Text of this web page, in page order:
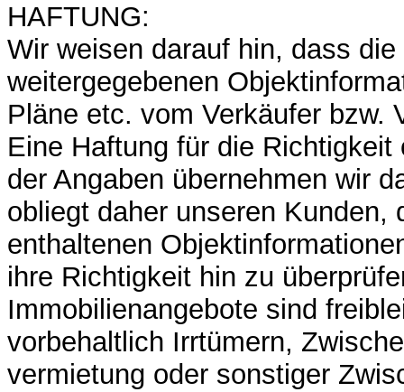
HAFTUNG:
Wir weisen darauf hin, dass
weitergegebenen
Pläne etc. vom Verkäufer bzw.
Eine Haftung für die Richtigkeit
der Angaben übernehmen wir
obliegt daher unseren Kunden,
enthaltenen
ihre Richtigkeit hin zu
Immobilienangebote sind
vorbehaltlich Irrtümern,
vermietung oder sonstiger